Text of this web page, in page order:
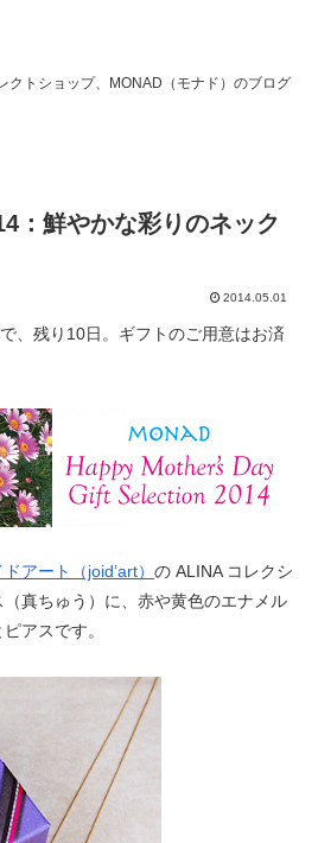
クトショップ、MONAD（モナド）のブログ
：鮮やかな彩りのネック
2014.05.01
、残り10日。ギフトのご用意はお済
アート（joid’art） の ALINA コレクシ
真ちゅう）に、赤や黄色のエナメル
アスです。